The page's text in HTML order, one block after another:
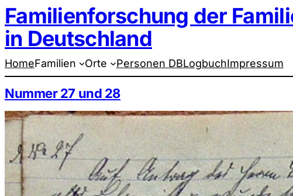
Zum
Inhalt
springen
Familienforschung der
in Deutschland
HomeFamilien Orte Personen DBLogbuchImpressum
Nummer 27 und 28